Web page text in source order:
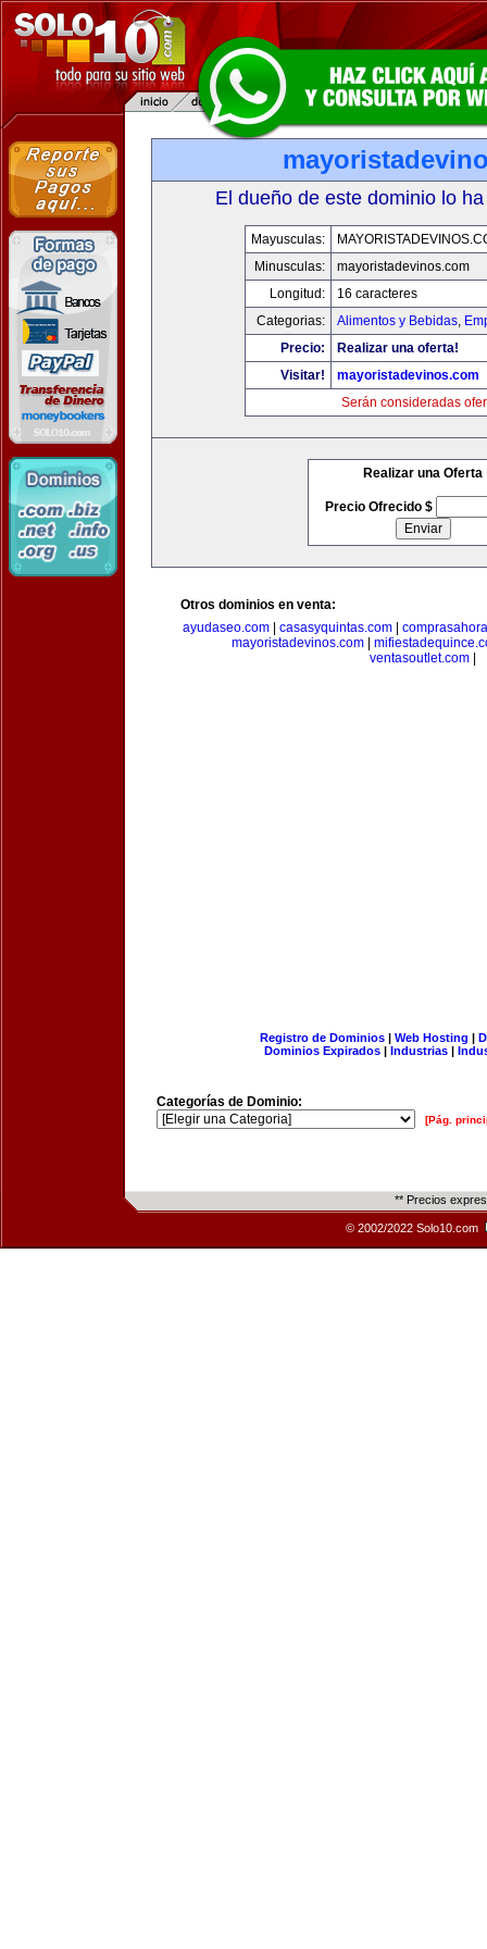
El dueño de este dominio lo
Mayusculas:
Minusculas:
mayoristadevinos.com
Longitud:
16 caracteres
Categorias:
Alimentos y Bebidas,
Precio:
Realizar una oferta!
Visitar!
mayoristadevinos.com
Serán consideradas
Realizar una Oferta
Precio Ofrecido $
Otros dominios en venta:
ayudaseo.com
casasyquintas.com
mayoristadevinos.com
ventasoutlet.com
Registro de Dominios| Web Hosting |
Dominios Expirados | Industrias |
Categorías de Dominio:
[Pág.
** Precios
© 2002/2022 Solo10.com